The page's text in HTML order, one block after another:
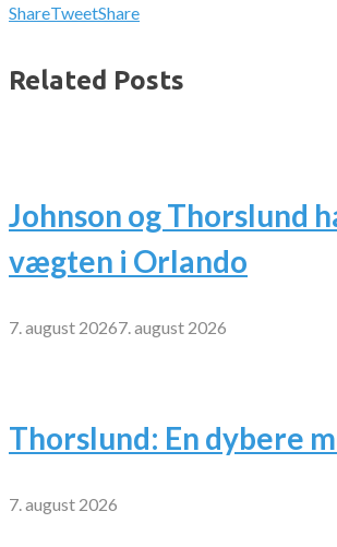
ShareTweetShare
Related Posts
Johnson og Thorslund
vægten i Orlando
7. august 20267. august 2026
Thorslund: En dybere
7. august 2026